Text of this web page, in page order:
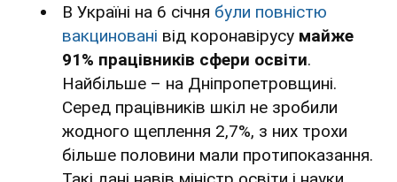
В Україні на 6 січня були повністю
вакциновані від коронавірусу майже
91% працівників сфери освіти.
Найбільше – на Дніпропетровщині.
Серед працівників шкіл не зробили
жодного щеплення 2,7%, з них трохи
більше половини мали протипоказання.